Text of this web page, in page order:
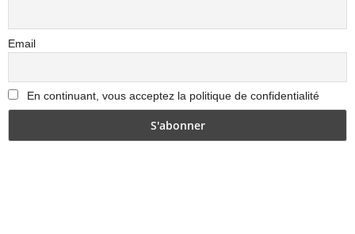
Email
En continuant, vous acceptez la politique de confidentialité